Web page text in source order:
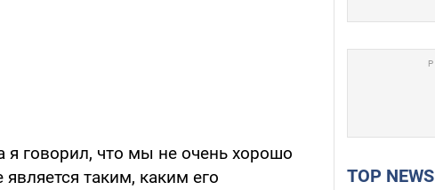
говорил, что мы не очень хорошо
таким, каким его
TOP NEWS